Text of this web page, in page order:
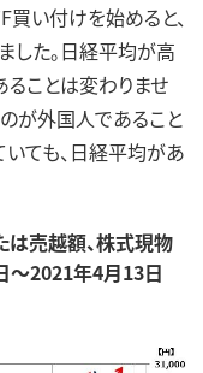
い付けを始めると、
した。日経平均が高
ことは変わりませ
が外国人であること
いても、日経平均があ
は売越額、株式現物
～2021年4月13日